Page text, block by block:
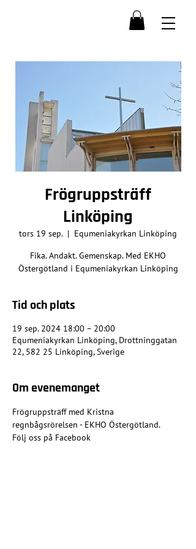
Frögruppsträff
Linköping
tors 19 sep.
  |
Equmeniakyrkan Linköping
Fika. Andakt. Gemenskap. Med EKHO
Östergötland i Equmeniakyrkan Linköping
Tid och plats
19 sep. 2024 18:00 – 20:00
Equmeniakyrkan Linköping, Drottninggatan
22, 582 25 Linköping, Sverige
Om evenemanget
Frögruppsträff med Kristna
regnbågsrörelsen - EKHO Östergötland.
Följ oss på Facebook